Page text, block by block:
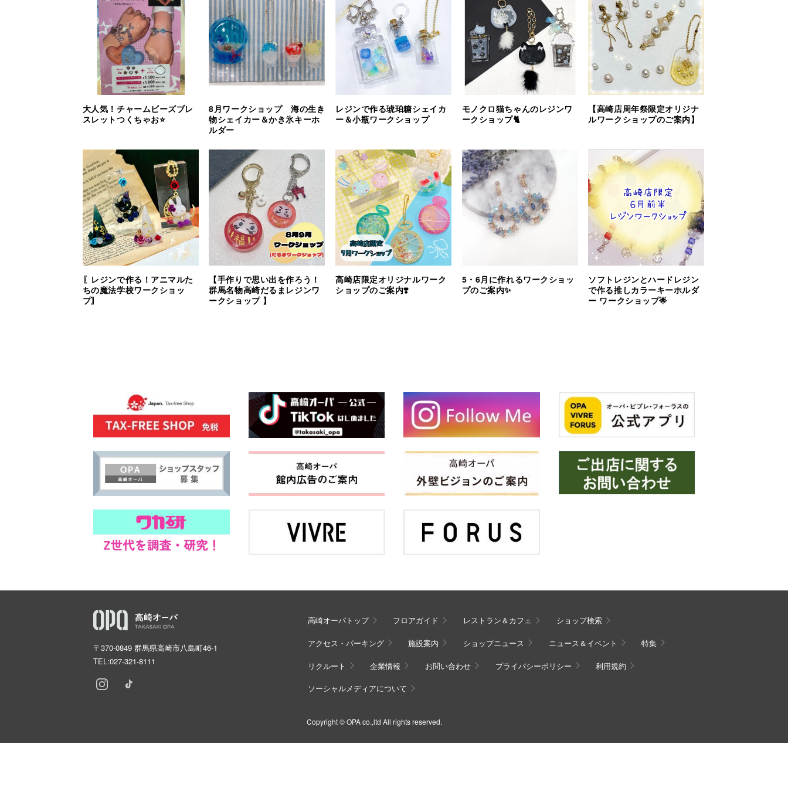
大人気！チャームビーズブレ
スレットつくちゃお⭐
8月ワークショップ 海の生き
物シェイカー＆かき氷キーホ
ルダー
レジンで作る琥珀糖シェイカ
ー＆小瓶ワークショップ
モノクロ猫ちゃんのレジンワ
ークショップ🐈
【高崎店周年祭限定オリジナ
ルワークショップのご案内】
〖レジンで作る！アニマルた
ちの魔法学校ワークショッ
プ〗
【手作りで思い出を作ろう！
群馬名物高崎だるまレジンワ
ークショップ 】
高崎店限定オリジナルワーク
ショップのご案内❣️
5・6月に作れるワークショッ
プのご案内✨
ソフトレジンとハードレジン
で作る推しカラーキーホルダ
ー ワークショップ🌟
〒370-0849 群馬県高崎市八島町46-1
TEL:027-321-8111
高崎オーパトップ フロアガイド レストラン＆カフェ ショップ検索
アクセス・パーキング 施設案内 ショップニュース ニュース＆イベント 特集
リクルート 企業情報 お問い合わせ プライバシーポリシー 利用規約
ソーシャルメディアについて
Copyright © OPA co.,ltd All rights reserved.